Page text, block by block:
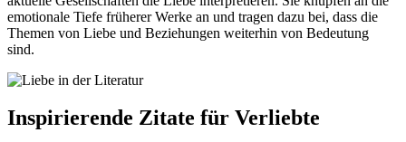
emotionale Tiefe früherer Werke an und tragen dazu bei, dass die
Themen von Liebe und Beziehungen weiterhin von Bedeutung
sind.
Inspirierende Zitate für Verliebte